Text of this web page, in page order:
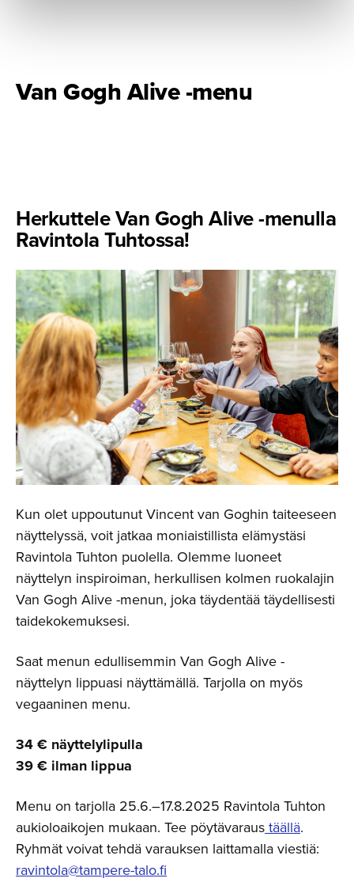
Van Gogh Alive -menu
Herkuttele Van Gogh Alive -menulla
Ravintola Tuhtossa!
Kun olet uppoutunut Vincent van Goghin taiteeseen
näyttelyssä, voit jatkaa moniaistillista elämystäsi
Ravintola Tuhton puolella. Olemme luoneet
näyttelyn inspiroiman, herkullisen kolmen ruokalajin
Van Gogh Alive -menun, joka täydentää täydellisesti
taidekokemuksesi.
Saat menun edullisemmin Van Gogh Alive -
näyttelyn lippuasi näyttämällä. Tarjolla on myös
vegaaninen menu.
34 € näyttelylipulla
39 € ilman lippua
Menu on tarjolla 25.6.–17.8.2025 Ravintola Tuhton
aukioloaikojen mukaan. Tee pöytävaraustäällä.
Ryhmät voivat tehdä varauksen laittamalla viestiä:
ravintola@tampere-talo.fi